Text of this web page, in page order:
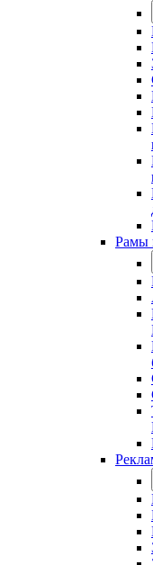
Рамы